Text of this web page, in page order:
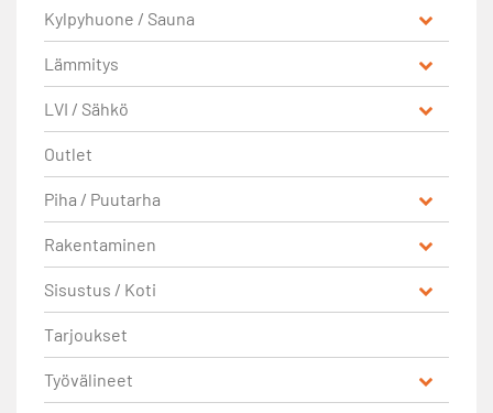
Kylpyhuone / Sauna
Lämmitys
LVI / Sähkö
Outlet
Piha / Puutarha
Rakentaminen
Sisustus / Koti
Tarjoukset
Työvälineet